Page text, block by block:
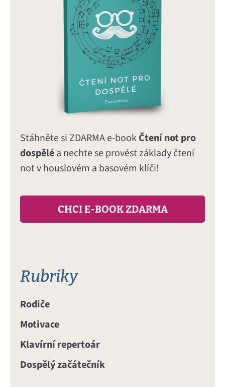
Stáhněte si ZDARMA e-bookČtení not pro
dospěléa nechte se provést základy čtení
not v houslovém a basovém klíči!
CHCI E-BOOK ZDARMA
Rubriky
Rodiče
Motivace
Klavírní repertoár
Dospělý začátečník